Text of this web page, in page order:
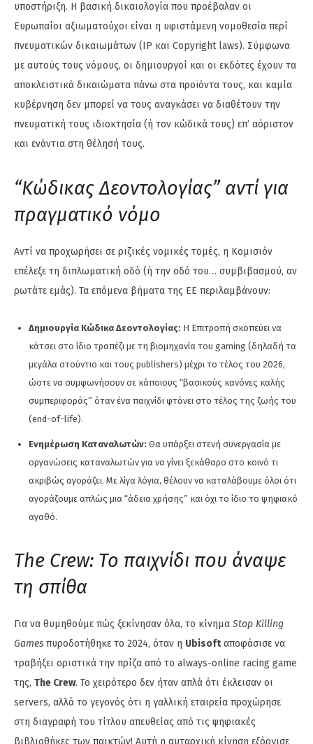
υποστήριξη. Η βασική δικαιολογία που προέβαλαν οι
Ευρωπαίοι αξιωματούχοι είναι η υφιστάμενη νομοθεσία περί
πνευματικών δικαιωμάτων (IP και Copyright laws). Σύμφωνα
με αυτούς τους νόμους, οι δημιουργοί και οι εκδότες έχουν τα
αποκλειστικά δικαιώματα πάνω στα προϊόντα τους, και καμία
κυβέρνηση δεν μπορεί να τους αναγκάσει να διαθέτουν την
πνευματική τους ιδιοκτησία (ή τον κώδικά τους) επ’ αόριστον
και ενάντια στη θέλησή τους.
“Κώδικας Δεοντολογίας” αντί για
πραγματικό νόμο
Αντί να προχωρήσει σε ριζικές νομικές τομές, η Κομισιόν
επέλεξε τη διπλωματική οδό (ή την οδό του… συμβιβασμού, αν
ρωτάτε εμάς). Τα επόμενα βήματα της ΕΕ περιλαμβάνουν:
Δημιουργία Κώδικα Δεοντολογίας: Η Επιτροπή σκοπεύει να
κάτσει στο ίδιο τραπέζι με τη βιομηχανία του gaming (δηλαδή τα
μεγάλα στούντιο και τους publishers) μέχρι το τέλος του 2026,
ώστε να συμφωνήσουν σε κάποιους “βασικούς κανόνες καλής
συμπεριφοράς” όταν ένα παιχνίδι φτάνει στο τέλος της ζωής του
(end-of-life).
Ενημέρωση Καταναλωτών: Θα υπάρξει στενή συνεργασία με
οργανώσεις καταναλωτών για να γίνει ξεκάθαρο στο κοινό τι
ακριβώς αγοράζει. Με λίγα λόγια, θέλουν να καταλάβουμε όλοι ότι
αγοράζουμε απλώς μια “άδεια χρήσης” και όχι το ίδιο το ψηφιακό
αγαθό.
The Crew: Το παιχνίδι που άναψε
τη σπίθα
Για να θυμηθούμε πώς ξεκίνησαν όλα, το κίνημα Stop Killing
Games πυροδοτήθηκε το 2024, όταν η Ubisoftαποφάσισε να
τραβήξει οριστικά την πρίζα από το always-online racing game
της, The Crew. Το χειρότερο δεν ήταν απλά ότι έκλεισαν οι
servers, αλλά το γεγονός ότι η γαλλική εταιρεία προχώρησε
στη διαγραφή του τίτλου απευθείας από τις ψηφιακές